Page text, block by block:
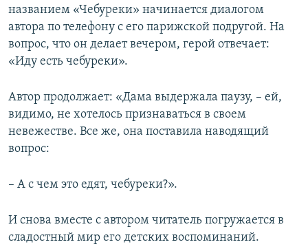
названием «Чебуреки» начинается диалогом
автора по телефону с его парижской подругой. На
вопрос, что он делает вечером, герой отвечает:
«Иду есть чебуреки».
Автор продолжает: «Дама выдержала паузу, – ей,
видимо, не хотелось признаваться в своем
невежестве. Все же, она поставила наводящий
вопрос:
– А с чем это едят, чебуреки?».
И снова вместе с автором читатель погружается в
сладостный мир его детских воспоминаний.